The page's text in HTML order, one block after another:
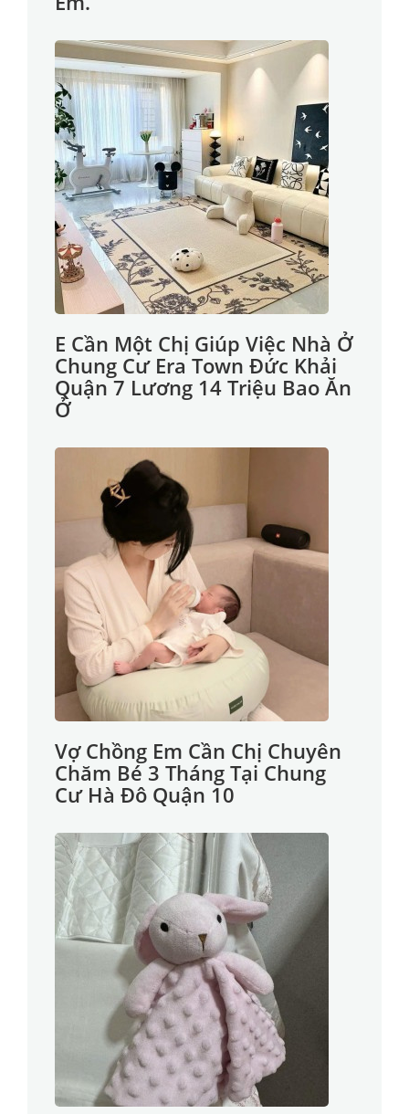
E Cần Một Chị Giúp Việc Nhà Ở
Chung Cư Era Town Đức Khải
Quận 7 Lương 14 Triệu Bao Ăn
Ở
Vợ Chồng Em Cần Chị Chuyên
Chăm Bé 3 Tháng Tại Chung
Cư Hà Đô Quận 10